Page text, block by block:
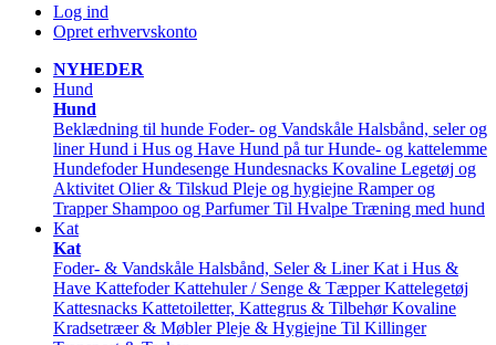
Log ind
Opret erhvervskonto
NYHEDER
Hund
Hund
Beklædning til hunde Foder- og Vandskåle Halsbånd, seler og
liner Hund i Hus og Have Hund på tur Hunde- og kattelemme
Hundefoder Hundesenge Hundesnacks Kovaline Legetøj og
Aktivitet Olier & Tilskud Pleje og hygiejne Ramper og
Trapper Shampoo og Parfumer Til Hvalpe Træning med hund
Kat
Kat
Foder- & Vandskåle Halsbånd, Seler & Liner Kat i Hus &
Have Kattefoder Kattehuler / Senge & Tæpper Kattelegetøj
Kattesnacks Kattetoiletter, Kattegrus & Tilbehør Kovaline
Kradsetræer & Møbler Pleje & Hygiejne Til Killinger